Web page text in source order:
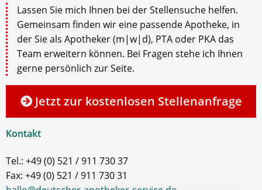
Lassen Sie mich Ihnen bei der Stellensuche helfen.
Gemeinsam finden wir eine passende Apotheke, in
der Sie als Apotheker (m|w|d), PTA oder PKA das
Team erweitern können. Bei Fragen stehe ich Ihnen
gerne persönlich zur Seite.
Jetzt zur kostenlosen Stellenanfrage
Kontakt
Tel.: +49 (0) 521 / 911 730 37
Fax: +49 (0) 521 / 911 730 31